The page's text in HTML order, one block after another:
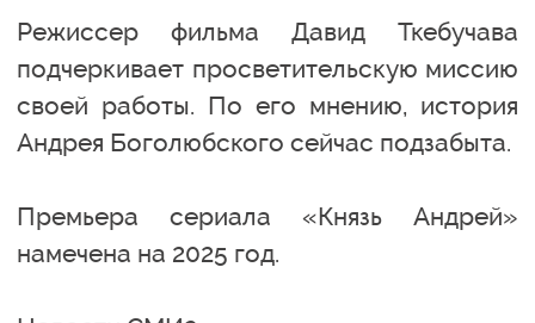
Режиссер фильма Давид Ткебучава
подчеркивает просветительскую миссию
своей работы. По его мнению, история
Андрея Боголюбского сейчас подзабыта.
Премьера сериала «Князь Андрей»
намечена на 2025 год.